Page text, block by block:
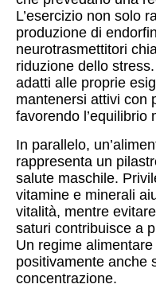
L’esercizio non solo
produzione di
neurotrasmettitori
riduzione dello
adatti alle proprie
mantenersi attivi con
favorendo l’equilibrio
In parallelo,
rappresenta un
salute maschile.
vitamine e minerali
vitalità, mentre
saturi contribuisce a
Un regime
positivamente anche
concentrazione.